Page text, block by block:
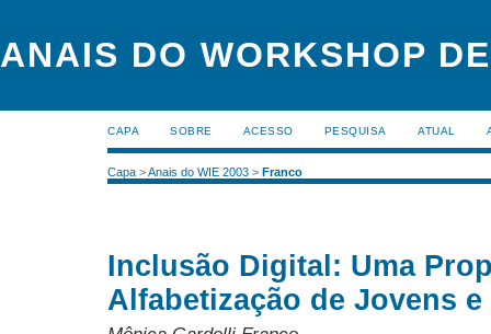
ANAIS DO WORKSHOP
CAPA SOBRE ACESSO PESQUISA ATUAL
Capa >Anais do WIE 2003 > Franco
Inclusão Digital: Uma
Alfabetização de Jovens